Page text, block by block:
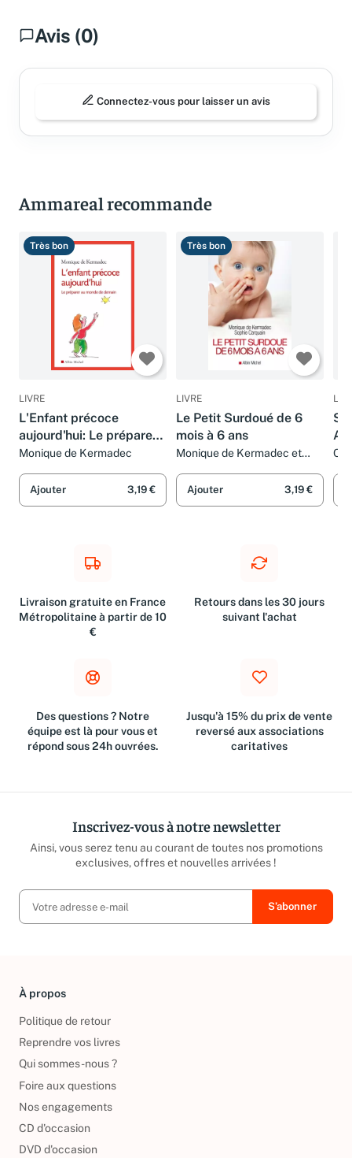
Avis (0)
Connectez-vous pour laisser un avis
Ammareal recommande
Très bon
LIVRE
L'Enfant précoce
aujourd'hui: Le préparer
au monde de demain
Monique de Kermadec
Ajouter 3,19 €
Très bon
LIVRE
Le Petit Surdoué de 6
mois à 6 ans
Monique de Kermadec et
Ajouter 3,19 €
Livraison gratuite en France
Métropolitaine à partir de 10
€
Retours dans les 30 jours
suivant l'achat
Des questions ? Notre
équipe est là pour vous et
répond sous 24h ouvrées.
Jusqu'à 15% du prix de vente
reversé aux associations
caritatives
Inscrivez-vous à notre newsletter
Ainsi, vous serez tenu au courant de toutes nos promotions
exclusives, offres et nouvelles arrivées !
À propos
Politique de retour
Reprendre vos livres
Qui sommes-nous ?
Foire aux questions
Nos engagements
CD d'occasion
DVD d'occasion